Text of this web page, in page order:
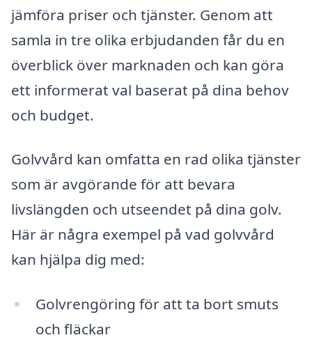
jämföra priser och tjänster. Genom att
samla in tre olika erbjudanden får du en
överblick över marknaden och kan göra
ett informerat val baserat på dina behov
och budget.
Golvvård kan omfatta en rad olika tjänster
som är avgörande för att bevara
livslängden och utseendet på dina golv.
Här är några exempel på vad golvvård
kan hjälpa dig med:
Golvrengöring för att ta bort smuts
och fläckar